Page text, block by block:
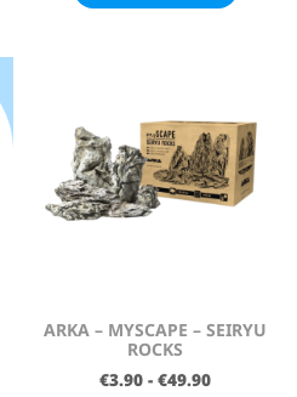
ARKA – MYSCAPE – SEIRYU
ROCKS
€3.90 - €49.90